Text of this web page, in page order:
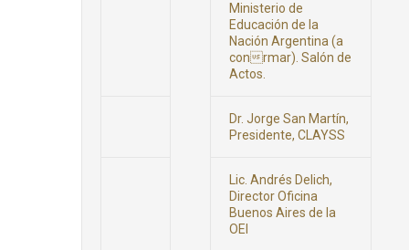
Ministerio de
Educación de la
Nación Argentina (a
conrmar). Salón de
Actos.
Dr. Jorge San Martín,
Presidente, CLAYSS
Lic. Andrés Delich,
Director Oficina
Buenos Aires de la
OEI